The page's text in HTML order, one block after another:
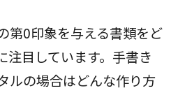
第0印象を与える書類をど
注目しています。手書き
ルの場合はどんな作り方